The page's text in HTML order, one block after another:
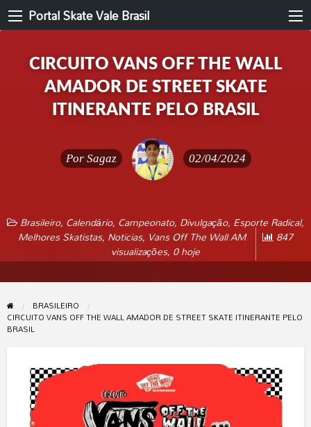
Portal Skate Vale Brasil
CIRCUITO VANS OFF THE WALL
AMADOR DE STREET SKATE
ITINERANTE PELO BRASIL
Por Sagaz 02/04/2024
Brasileiro, Calendário, Campeonato, Divulgação, Esporte Radical,
Melhores Skatistas, Noticias, Vans Off The Wall AM 847
visualizações, 0 hoje
BRASILEIRO
CIRCUITO VANS OFF THE WALL AMADOR DE STREET SKATE ITINERANTE PELO
BRASIL